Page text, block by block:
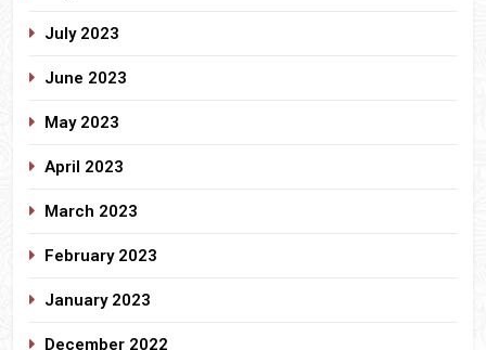
July 2023
June 2023
May 2023
April 2023
March 2023
February 2023
January 2023
December 2022